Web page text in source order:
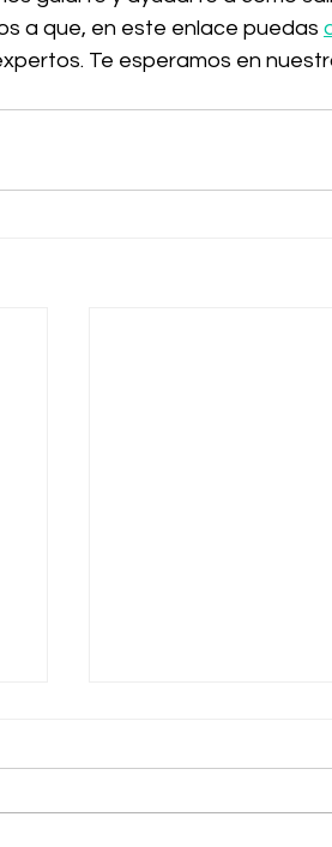
a que, en este enlace puedas
Te esperamos en